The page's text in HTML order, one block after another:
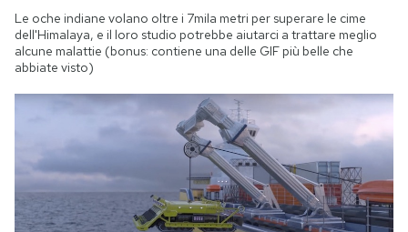
Le oche indiane volano oltre i 7mila metri per superare le cime
dell'Himalaya, e il loro studio potrebbe aiutarci a trattare meglio
alcune malattie (bonus: contiene una delle GIF più belle che
abbiate visto)